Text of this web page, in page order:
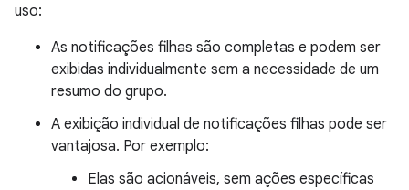
uso:
As notificações filhas são completas e podem ser
exibidas individualmente sem a necessidade de um
resumo do grupo.
A exibição individual de notificações filhas pode ser
vantajosa. Por exemplo:
Elas são acionáveis, sem ações específicas